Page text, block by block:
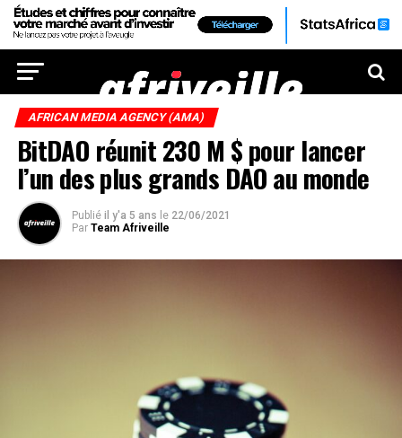
AFRICAN MEDIA AGENCY (AMA)
BitDAO réunit 230 M $ pour lancer
l’un des plus grands DAO au monde
Publié il y'a 5 ans le 22/06/2021
Par Team Afriveille